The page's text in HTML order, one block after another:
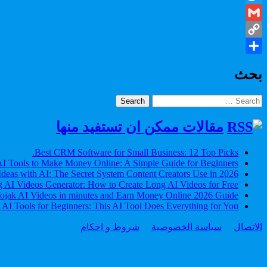
Twitter
Gmail
Copy
بحث
Search
for:
مقالات ممكن ان تستفيد منها
Best CRM Software for Small Business: 12 Top Picks.
Tools to Make Money Online: A Simple Guide for Beginners
with AI: The Secret System Content Creators Use in 2026
AI Videos Generator: How to Create Long AI Videos for Free
AI Videos in minutes and Earn Money Online 2026 Guide
AI Tools for Beginners: This AI Tool Does Everything for You
الاتصال سياسة الخصوصية شروط و احكام